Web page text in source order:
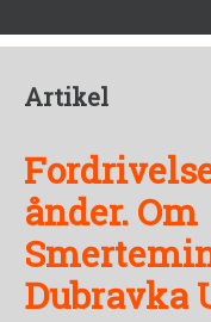
Artikel
ånder. Om
Dubravka